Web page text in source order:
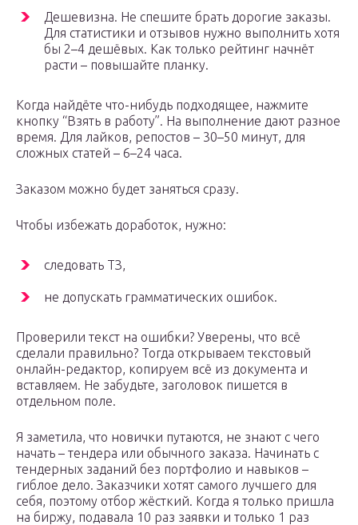
Дешевизна. Не спешите брать дорогие заказы.
Для статистики и отзывов нужно выполнить хотя
бы 2–4 дешёвых. Как только рейтинг начнёт
расти – повышайте планку.
Когда найдёте что-нибудь подходящее, нажмите
кнопку “Взять в работу”. На выполнение дают разное
время. Для лайков, репостов – 30–50 минут, для
сложных статей – 6–24 часа.
Заказом можно будет заняться сразу.
Чтобы избежать доработок, нужно:
следовать ТЗ,
не допускать грамматических ошибок.
Проверили текст на ошибки? Уверены, что всё
сделали правильно? Тогда открываем текстовый
онлайн-редактор, копируем всё из документа и
вставляем. Не забудьте, заголовок пишется в
отдельном поле.
Я заметила, что новички путаются, не знают с чего
начать – тендера или обычного заказа. Начинать с
тендерных заданий без портфолио и навыков –
гиблое дело. Заказчики хотят самого лучшего для
себя, поэтому отбор жёсткий. Когда я только пришла
на биржу, подавала 10 раз заявки и только 1 раз